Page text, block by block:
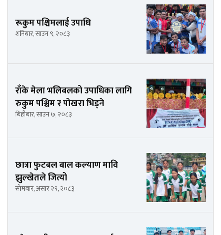
रूकुम पश्चिमलाई उपाधि
शनिबार, साउन ९, २०८३
राँके मेला भलिबलको उपाधिका लागि
रुकुम पश्चिम र पोखरा भिड्ने
बिहीबार, साउन ७, २०८३
छात्रा फुटबल बाल कल्याण मावि
झुल्खेतले जित्यो
सोमबार, असार २९, २०८३